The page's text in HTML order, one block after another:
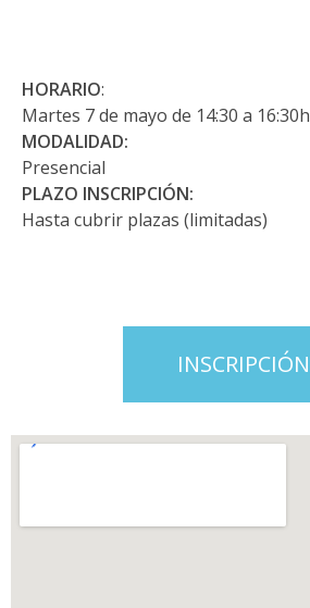
HORARIO:
Martes 7 de mayo de 14:30 a 16:30h
MODALIDAD:
Presencial
PLAZO INSCRIPCIÓN:
Hasta cubrir plazas (limitadas)
INSCRIPCIÓN